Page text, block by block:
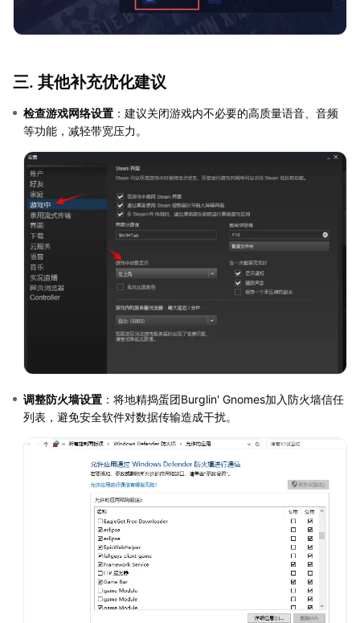
三. 其他补充优化建议
检查游戏网络设置 ：建议关闭游戏内不必要的高质量语音、音频
等功能，减轻带宽压力。
调整防火墙设置 ：将地精捣蛋团Burglin' Gnomes加入防火墙信任
列表，避免安全软件对数据传输造成干扰。